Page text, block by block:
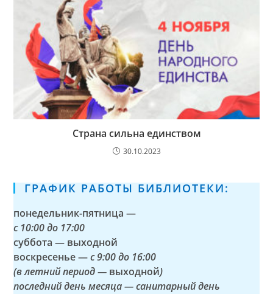
Страна сильна единством
30.10.2023
ГРАФИК РАБОТЫ БИБЛИОТЕКИ:
понедельник-пятница —
с 10:00 до 17:00
суббота — выходной
воскресенье —с 9:00 до 16:00
(в летний период — выходной)
последний день месяца — санитарный день